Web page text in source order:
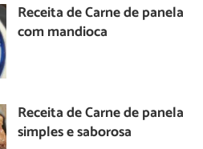
Receita de Carne de panela
com mandioca
Receita de Carne de panela
simples e saborosa